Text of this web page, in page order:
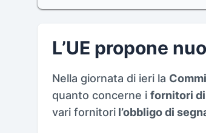
L’UE propone
Nella giornata di ieri la
quanto concerne i fornitori
vari fornitori l’obbligo di